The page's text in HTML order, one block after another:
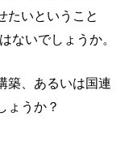
たいということ
ないでしょうか。
築、あるいは国連
ょうか？